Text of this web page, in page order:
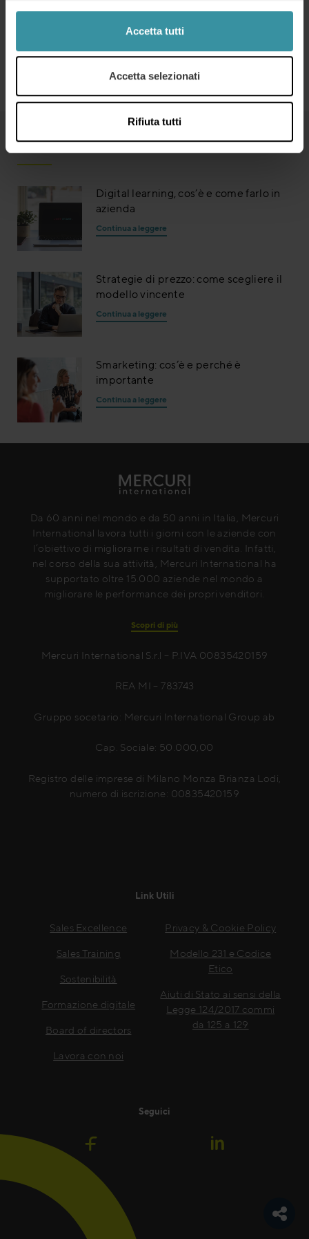
Accetta tutti
Accetta selezionati
Rifiuta tutti
Continua a leggere
Digital learning, cos’è e come farlo in
azienda
Continua a leggere
Strategie di prezzo: come scegliere il
modello vincente
Continua a leggere
Smarketing: cos’è e perché è
importante
Continua a leggere
Da 60 anni nel mondo e da 50 anni in Italia, Mercuri
International lavora tutti i giorni con le aziende con
l’obiettivo di migliorarne i risultati di vendita. Infatti,
nel corso della sua attività, Mercuri International ha
supportato oltre 15.000 aziende nel mondo a
migliorare le performance dei propri venditori.
Scopri di più
Mercuri International S.r.l – P.IVA 00835420159
REA MI – 783743
Gruppo socetario: Mercuri International Group ab
Cap. Sociale: 50.000,00
Registro delle imprese di Milano Monza Brianza Lodi,
numero di iscrizione: 00835420159
Link Utili
Sales Excellence
Sales Training
Sostenibilità
Formazione digitale
Board of directors
Lavora con noi
Privacy & Cookie Policy
Modello 231 e Codice
Etico
Aiuti di Stato ai sensi della
Legge 124/2017 commi
da 125 a 129
Seguici